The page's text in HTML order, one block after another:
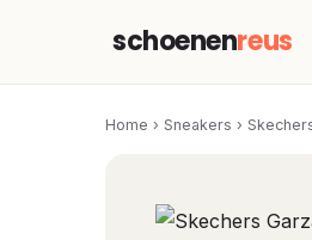
schoenenreus
Home › Sneakers ›